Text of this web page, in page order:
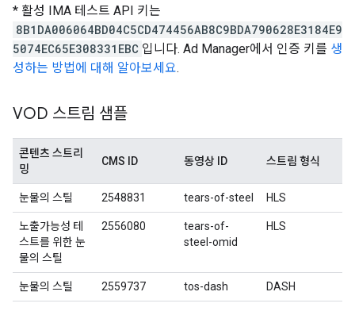
* 활성 IMA 테스트 API 키는
8B1DA006064BD04C5CD474456AB8C9BDA790628E3184E9
5074EC65E308331EBC 입니다. Ad Manager에서 인증 키를 생
성하는 방법에 대해 알아보세요.
VOD 스트림 샘플
콘텐츠 스트리
밍
CMS ID 동영상 ID 스트림 형식
눈물의 스틸 2548831 tears-of-steel HLS
노출가능성 테
스트를 위한 눈
물의 스틸
2556080
tears-of-
steel-omid
HLS
눈물의 스틸 2559737 tos-dash DASH